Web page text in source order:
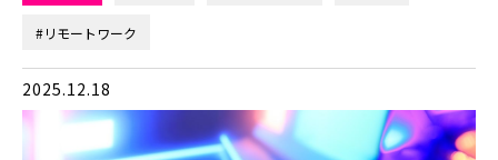
#リモートワーク
2025.12.18